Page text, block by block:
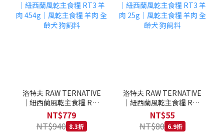
洛特夫 RAW TERNATIVE
｜紐西蘭風乾主食糧 RT3
羊肉 454g｜風乾主食糧 羊
肉 全齡犬 狗飼料
NT$779
NT$940 8.3折
洛特夫 RAW TERNATIVE
｜紐西蘭風乾主食糧 RT3
羊肉 25g｜風乾主食糧 羊
肉 全齡犬 狗飼料
NT$55
NT$80 6.9折